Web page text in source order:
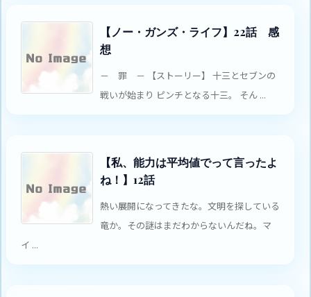
【ノー・ガンズ・ライフ】22話 感
想
－ 罪 － 【ストーリー】 十三とセブンの
戦いが始まり ピンチとなる十三。 そん ...
【私、能力は平均値でって言ったよ
ね！】12話
熱い展開になってきたな。文明を探している
竜か。その謎はまだわからないんだね。マ
イ ...